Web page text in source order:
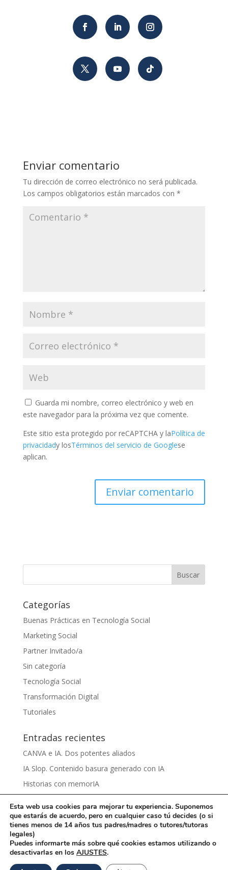
Enviar comentario
Tu dirección de correo electrónico no será publicada.
Los campos obligatorios están marcados con *
Guarda mi nombre, correo electrónico y web en
este navegador para la próxima vez que comente.
Este sitio esta protegido por reCAPTCHA y laPolítica de
privacidady losTérminos del servicio de Googlese
aplican.
Categorías
Buenas Prácticas en Tecnología Social
Marketing Social
Partner Invitado/a
Sin categoría
Tecnología Social
Transformación Digital
Tutoriales
Entradas recientes
CANVA e IA. Dos potentes aliados
IA Slop. Contenido basura generado con IA
Historias con memorIA
Ciberbullying by Damaris Grijalva
Una iniciativa deLa Rueca Asociación
Esta web usa cookies para mejorar tu experiencia. Suponemos
que estarás de acuerdo, pero en cualquier caso tú decides (o si
tienes menos de 14 años tus padres/madres o tutores/tutoras
legales)
Puedes informarte más sobre qué cookies estamos utilizando o
desactivarlas en los AJUSTES.